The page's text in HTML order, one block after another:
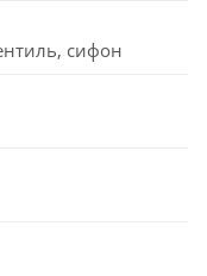
сифон